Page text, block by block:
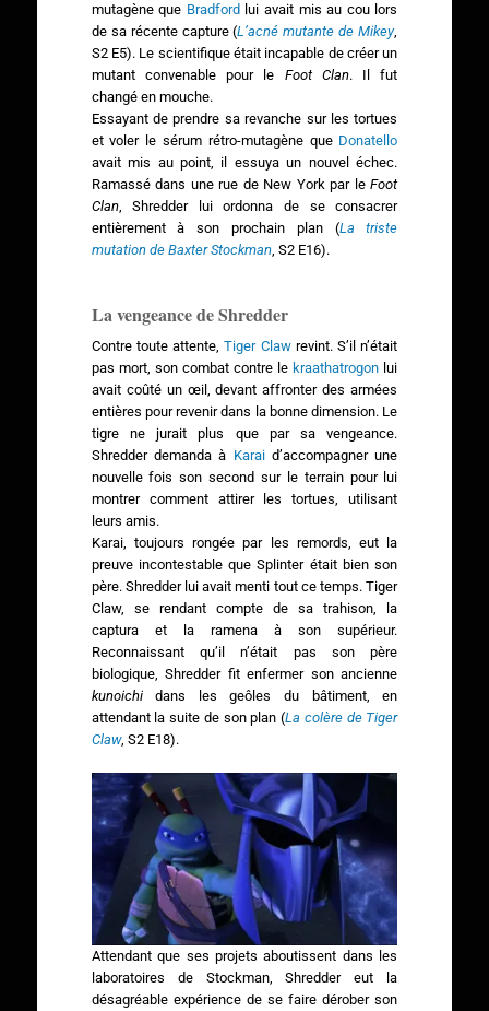
mutagène que Bradford lui avait mis au cou lors
de sa récente capture (L’acné mutante de Mikey,
S2 E5). Le scientifique était incapable de créer un
mutant convenable pour le Foot Clan. Il fut
changé en mouche.
Essayant de prendre sa revanche sur les tortues
et voler le sérum rétro-mutagène que Donatello
avait mis au point, il essuya un nouvel échec.
Ramassé dans une rue de New York par leFoot
Clan, Shredder lui ordonna de se consacrer
entièrement à son prochain plan (La triste
mutation de Baxter Stockman, S2 E16).
La vengeance de Shredder
Contre toute attente,Tiger Clawrevint. S’il n’était
pas mort, son combat contre le kraathatrogon lui
avait coûté un œil, devant affronter des armées
entières pour revenir dans la bonne dimension. Le
tigre ne jurait plus que par sa vengeance.
Shredder demanda à Karaid’accompagner une
nouvelle fois son second sur le terrain pour lui
montrer comment attirer les tortues, utilisant
leurs amis.
Karai, toujours rongée par les remords, eut la
preuve incontestable que Splinter était bien son
père. Shredder lui avait menti tout ce temps. Tiger
Claw, se rendant compte de sa trahison, la
captura et la ramena à son supérieur.
Reconnaissant qu’il n’était pas son père
biologique, Shredder fit enfermer son ancienne
kunoichidans les geôles du bâtiment, en
attendant la suite de son plan (La colère de Tiger
Claw, S2 E18).
Attendant que ses projets aboutissent dans les
laboratoires de Stockman, Shredder eut la
désagréable expérience de se faire dérober son